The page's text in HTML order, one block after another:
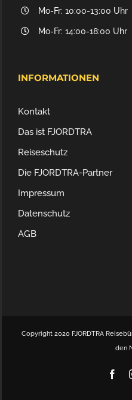
Mo-Fr: 10:00-13:00 Uhr
Mo-Fr: 14:00-18:00 Uhr
INFORMATIONEN
Kontakt
Das ist FJORDTRA
Reiseschutz
Die FJORDTRA-Partner
Impressum
Datenschutz
AGB
Copyright 2020 FJORDTRA
den